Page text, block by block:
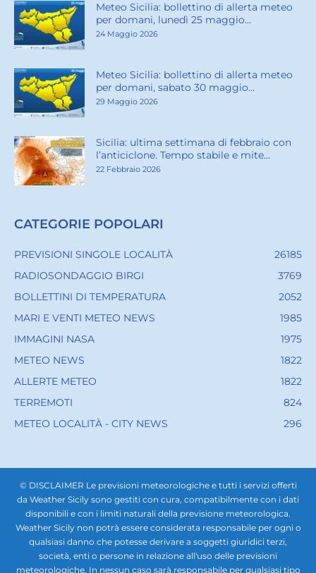
Meteo Sicilia: bollettino di allerta meteo
per domani, lunedì 25 maggio...
24 Maggio 2026
Meteo Sicilia: bollettino di allerta meteo
per domani, sabato 30 maggio...
29 Maggio 2026
Sicilia: ultima settimana di febbraio con
l’anticiclone. Tempo stabile e mite...
22 Febbraio 2026
CATEGORIE POPOLARI
PREVISIONI SINGOLE LOCALITÀ
26185
RADIOSONDAGGIO BIRGI
3769
BOLLETTINI DI TEMPERATURA
2052
MARI E VENTI METEO NEWS
1985
IMMAGINI NASA
1975
METEO NEWS
1822
ALLERTE METEO
1822
TERREMOTI
824
METEO LOCALITÀ - CITY NEWS
296
© DISCLAIMER Le previsioni meteorologiche e tutti i servizi offerti
da Weather Sicily sono gestiti con cura, compatibilmente con i dati
disponibili e con i limiti naturali della previsione meteorologica.
Weather Sicily non potrà essere considerata responsabile per ogni o
qualsiasi danno che potesse derivare a soggetti giuridici terzi,
società, enti o persone in relazione all'uso delle previsioni
meteorologiche. In nessun caso sarà responsabile per qualsiasi tipo